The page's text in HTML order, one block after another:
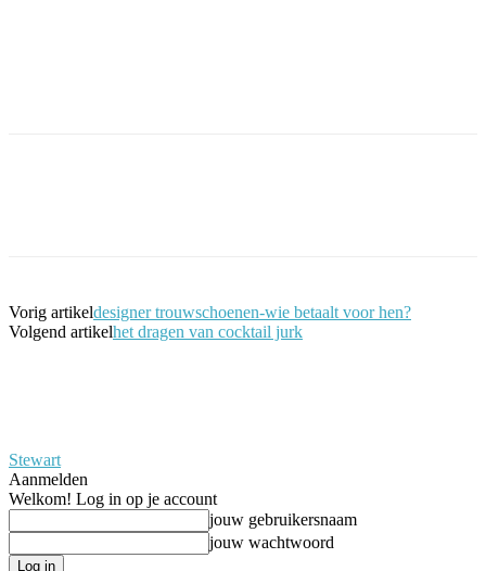
Vorig artikeldesigner trouwschoenen-wie betaalt voor hen?
Volgend artikelhet dragen van cocktail jurk
Stewart
Aanmelden
Welkom! Log in op je account
jouw gebruikersnaam
jouw wachtwoord